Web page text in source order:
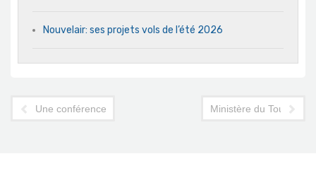
Nouvelair: ses projets vols de l’été 2026
Une conférence touristique mondiale sur le tourisme à Djerba
Ministère du Tourisme